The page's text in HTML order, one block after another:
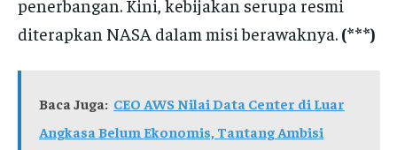
penerbangan. Kini, kebijakan serupa resmi
diterapkan NASA dalam misi berawaknya. (***)
Baca Juga: CEO AWS Nilai Data Center di Luar
Angkasa Belum Ekonomis, Tantang Ambisi